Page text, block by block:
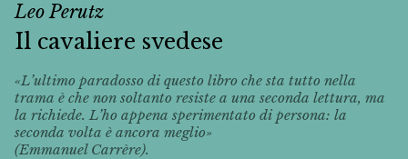
Leo Perutz
Il cavaliere svedese
«L’ultimo paradosso di questo libro che sta tutto nella
trama è che non soltanto resiste a una seconda lettura, ma
la richiede. L’ho appena sperimentato di persona: la
seconda volta è ancora meglio»
(Emmanuel Carrère).